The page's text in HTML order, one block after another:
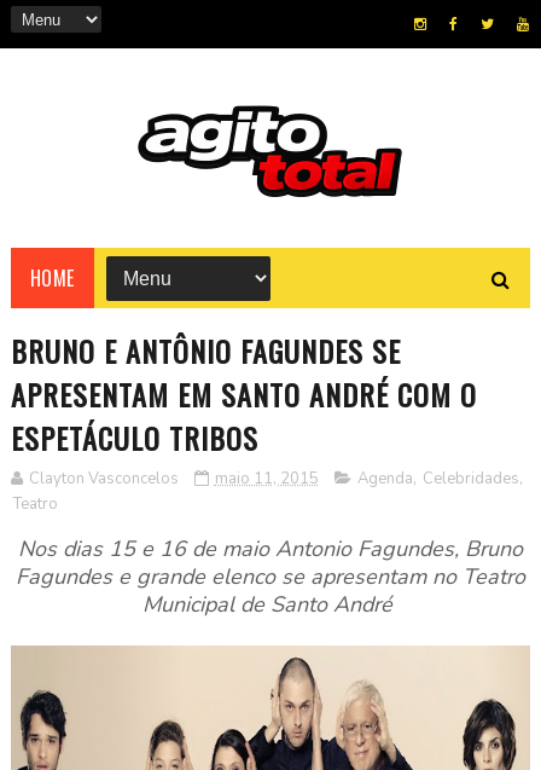
HOME
BRUNO E ANTÔNIO FAGUNDES SE
APRESENTAM EM SANTO ANDRÉ COM O
ESPETÁCULO TRIBOS
Clayton Vasconcelos maio 11, 2015 Agenda, Celebridades,
Teatro
Nos dias 15 e 16 de maio Antonio Fagundes, Bruno
Fagundes e grande elenco se apresentam no Teatro
Municipal de Santo André